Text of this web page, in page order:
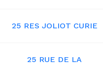
25 RES JOLIOT CURIE
25 RUE DE LA